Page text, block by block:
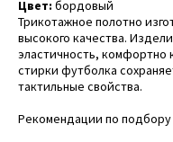
Цвет: бордовый
Трикотажное полотно
высокого качества.
эластичность, комфортно
стирки футболка
тактильные свойства.
Рекомендации по подбору